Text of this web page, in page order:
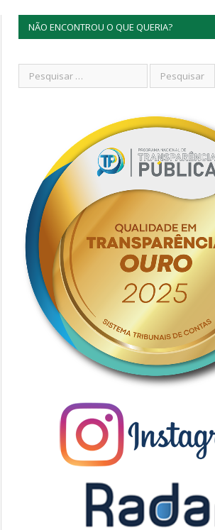
NÃO ENCONTROU O QUE QUERIA?